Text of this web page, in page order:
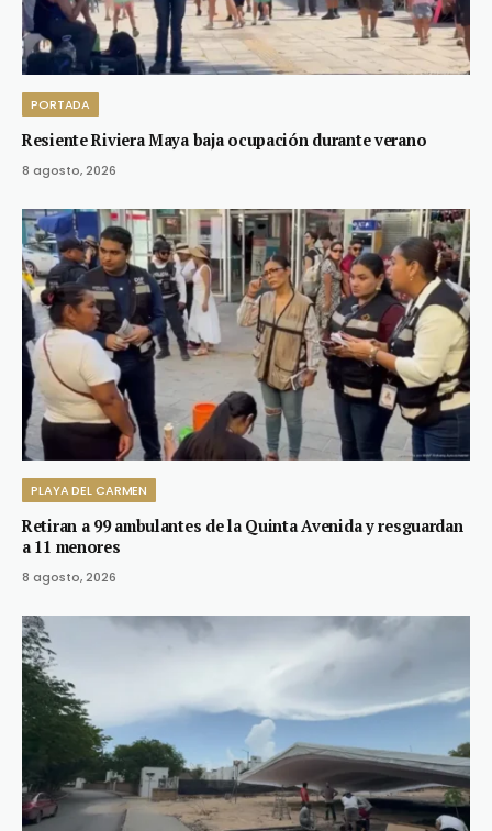
PORTADA
Resiente Riviera Maya baja ocupación durante verano
8 agosto, 2026
PLAYA DEL CARMEN
Retiran a 99 ambulantes de la Quinta Avenida y resguardan
a 11 menores
8 agosto, 2026